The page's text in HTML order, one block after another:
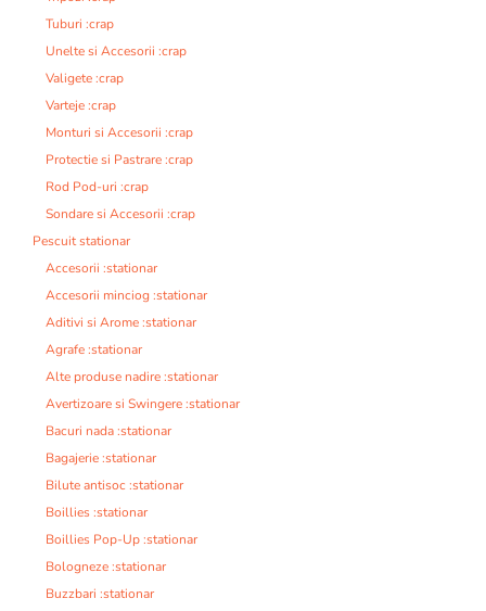
Tuburi :crap
Unelte si Accesorii :crap
Valigete :crap
Varteje :crap
Monturi si Accesorii :crap
Protectie si Pastrare :crap
Rod Pod-uri :crap
Sondare si Accesorii :crap
Pescuit stationar
Accesorii :stationar
Accesorii minciog :stationar
Aditivi si Arome :stationar
Agrafe :stationar
Alte produse nadire :stationar
Avertizoare si Swingere :stationar
Bacuri nada :stationar
Bagajerie :stationar
Bilute antisoc :stationar
Boillies :stationar
Boillies Pop-Up :stationar
Bologneze :stationar
Buzzbari :stationar